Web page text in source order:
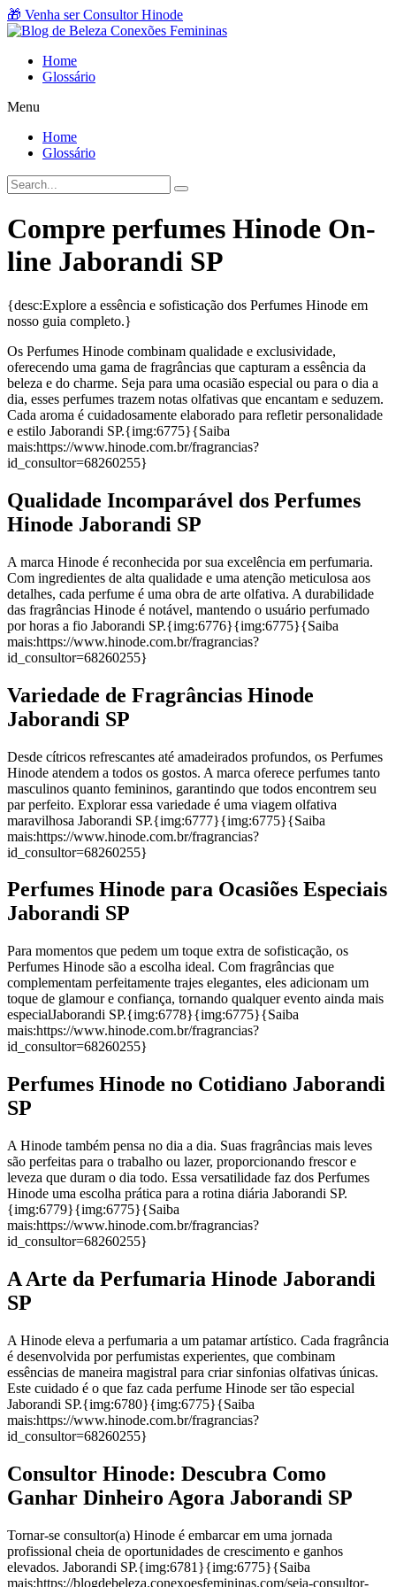
Ir
para
conteúdo
🎁 Venha ser Consultor Hinode
Home
Glossário
Menu
Home
Glossário
Compre perfumes Hinode On-
line Jaborandi SP
{desc:Explore a essência e sofisticação dos Perfumes Hinode em
nosso guia completo.}
Os Perfumes Hinode combinam qualidade e exclusividade,
oferecendo uma gama de fragrâncias que capturam a essência da
beleza e do charme. Seja para uma ocasião especial ou para o dia a
dia, esses perfumes trazem notas olfativas que encantam e seduzem.
Cada aroma é cuidadosamente elaborado para refletir personalidade
e estilo Jaborandi SP.{img:6775}{Saiba
mais:https://www.hinode.com.br/fragrancias?
id_consultor=68260255}
Qualidade Incomparável dos Perfumes
Hinode Jaborandi SP
A marca Hinode é reconhecida por sua excelência em perfumaria.
Com ingredientes de alta qualidade e uma atenção meticulosa aos
detalhes, cada perfume é uma obra de arte olfativa. A durabilidade
das fragrâncias Hinode é notável, mantendo o usuário perfumado
por horas a fio Jaborandi SP.{img:6776}{img:6775}{Saiba
mais:https://www.hinode.com.br/fragrancias?
id_consultor=68260255}
Variedade de Fragrâncias Hinode
Jaborandi SP
Desde cítricos refrescantes até amadeirados profundos, os Perfumes
Hinode atendem a todos os gostos. A marca oferece perfumes tanto
masculinos quanto femininos, garantindo que todos encontrem seu
par perfeito. Explorar essa variedade é uma viagem olfativa
maravilhosa Jaborandi SP.{img:6777}{img:6775}{Saiba
mais:https://www.hinode.com.br/fragrancias?
id_consultor=68260255}
Perfumes Hinode para Ocasiões Especiais
Jaborandi SP
Para momentos que pedem um toque extra de sofisticação, os
Perfumes Hinode são a escolha ideal. Com fragrâncias que
complementam perfeitamente trajes elegantes, eles adicionam um
toque de glamour e confiança, tornando qualquer evento ainda mais
especialJaborandi SP.{img:6778}{img:6775}{Saiba
mais:https://www.hinode.com.br/fragrancias?
id_consultor=68260255}
Perfumes Hinode no Cotidiano Jaborandi
SP
A Hinode também pensa no dia a dia. Suas fragrâncias mais leves
são perfeitas para o trabalho ou lazer, proporcionando frescor e
leveza que duram o dia todo. Essa versatilidade faz dos Perfumes
Hinode uma escolha prática para a rotina diária Jaborandi SP.
{img:6779}{img:6775}{Saiba
mais:https://www.hinode.com.br/fragrancias?
id_consultor=68260255}
A Arte da Perfumaria Hinode Jaborandi
SP
A Hinode eleva a perfumaria a um patamar artístico. Cada fragrância
é desenvolvida por perfumistas experientes, que combinam
essências de maneira magistral para criar sinfonias olfativas únicas.
Este cuidado é o que faz cada perfume Hinode ser tão especial
Jaborandi SP.{img:6780}{img:6775}{Saiba
mais:https://www.hinode.com.br/fragrancias?
id_consultor=68260255}
Consultor Hinode: Descubra Como
Ganhar Dinheiro Agora Jaborandi SP
Tornar-se consultor(a) Hinode é embarcar em uma jornada
profissional cheia de oportunidades de crescimento e ganhos
elevados. Jaborandi SP.{img:6781}{img:6775}{Saiba
mais:https://blogdebeleza.conexoesfemininas.com/seja-consultor-